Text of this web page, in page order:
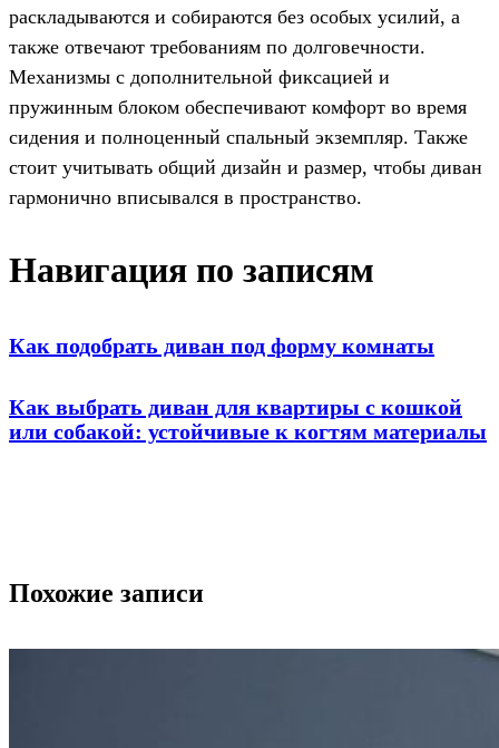
раскладываются и собираются без особых усилий, а
также отвечают требованиям по долговечности.
Механизмы с дополнительной фиксацией и
пружинным блоком обеспечивают комфорт во время
сидения и полноценный спальный экземпляр. Также
стоит учитывать общий дизайн и размер, чтобы диван
гармонично вписывался в пространство.
Навигация по записям
Как подобрать диван под форму комнаты
Как выбрать диван для квартиры с кошкой
или собакой: устойчивые к когтям материалы
Похожие записи